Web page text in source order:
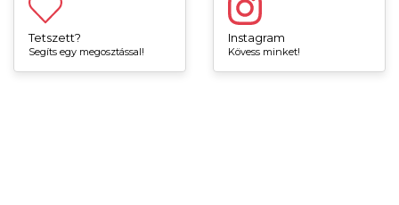
Tetszett?
Segíts egy megosztással!
Instagram
Kövess minket!